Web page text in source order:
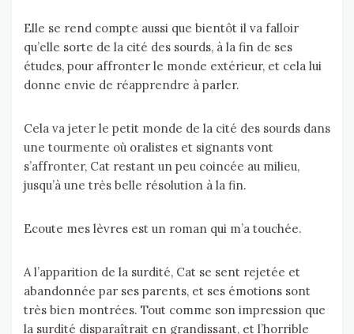
Elle se rend compte aussi que bientôt il va falloir
qu’elle sorte de la cité des sourds, à la fin de ses
études, pour affronter le monde extérieur, et cela lui
donne envie de réapprendre à parler.
Cela va jeter le petit monde de la cité des sourds dans
une tourmente où oralistes et signants vont
s’affronter, Cat restant un peu coincée au milieu,
jusqu’à une très belle résolution à la fin.
Ecoute mes lèvres est un roman qui m’a touchée.
A l’apparition de la surdité, Cat se sent rejetée et
abandonnée par ses parents, et ses émotions sont
très bien montrées. Tout comme son impression que
la surdité disparaîtrait en grandissant, et l’horrible